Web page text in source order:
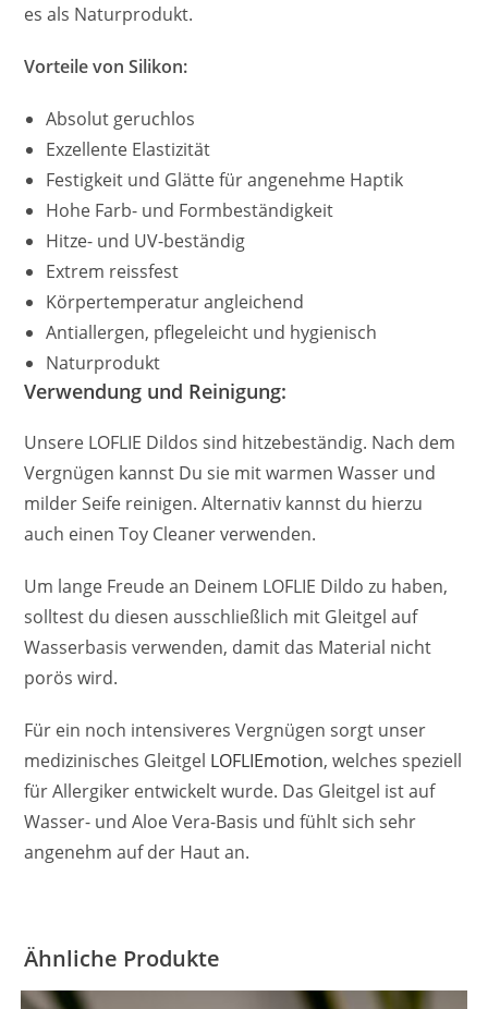
es als Naturprodukt.
Vorteile von Silikon:
Absolut geruchlos
Exzellente Elastizität
Festigkeit und Glätte für angenehme Haptik
Hohe Farb- und Formbeständigkeit
Hitze- und UV-beständig
Extrem reissfest
Körpertemperatur angleichend
Antiallergen, pflegeleicht und hygienisch
Naturprodukt
Verwendung und Reinigung:
Unsere LOFLIE Dildos sind hitzebeständig. Nach dem
Vergnügen kannst Du sie mit warmen Wasser und
milder Seife reinigen. Alternativ kannst du hierzu
auch einen Toy Cleaner verwenden.
Um lange Freude an Deinem LOFLIE Dildo zu haben,
solltest du diesen ausschließlich mit Gleitgel auf
Wasserbasis verwenden, damit das Material nicht
porös wird.
Für ein noch intensiveres Vergnügen sorgt unser
medizinisches Gleitgel LOFLIEmotion, welches speziell
für Allergiker entwickelt wurde. Das Gleitgel ist auf
Wasser- und Aloe Vera-Basis und fühlt sich sehr
angenehm auf der Haut an.
Ähnliche Produkte